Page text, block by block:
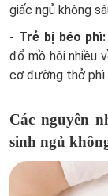
giấc ngủ không
- Trẻ bị béo phì:
đổ mồ hôi nhiều
cơ đường thở phì
Các nguyên
sinh ngủ